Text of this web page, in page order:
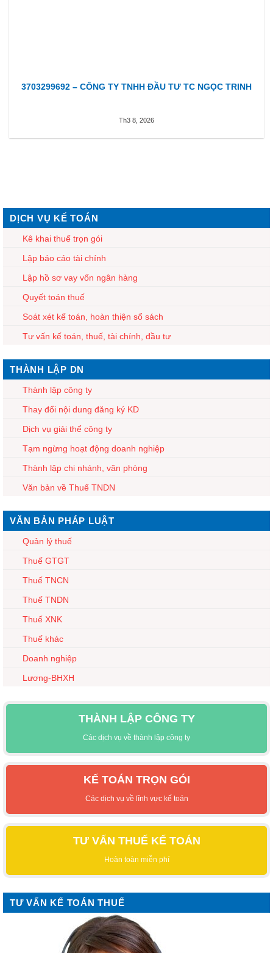
3703299692 – CÔNG TY TNHH ĐẦU TƯ TC NGỌC TRINH
Th3 8, 2026
DỊCH VỤ KẾ TOÁN
Kê khai thuế trọn gói
Lập báo cáo tài chính
Lập hồ sơ vay vốn ngân hàng
Quyết toán thuế
Soát xét kế toán, hoàn thiện sổ sách
Tư vấn kế toán, thuế, tài chính, đầu tư
THÀNH LẬP DN
Thành lập công ty
Thay đổi nội dung đăng ký KD
Dịch vụ giải thể công ty
Tạm ngừng hoạt động doanh nghiệp
Thành lập chi nhánh, văn phòng
Văn bản về Thuế TNDN
VĂN BẢN PHÁP LUẬT
Quản lý thuế
Thuế GTGT
Thuế TNCN
Thuế TNDN
Thuế XNK
Thuế khác
Doanh nghiệp
Lương-BHXH
THÀNH LẬP CÔNG TY
Các dịch vụ về thành lập công ty
KẾ TOÁN TRỌN GÓI
Các dịch vụ về lĩnh vực kế toán
TƯ VẤN THUẾ KẾ TOÁN
Hoàn toàn miễn phí
TƯ VẤN KẾ TOÁN THUẾ